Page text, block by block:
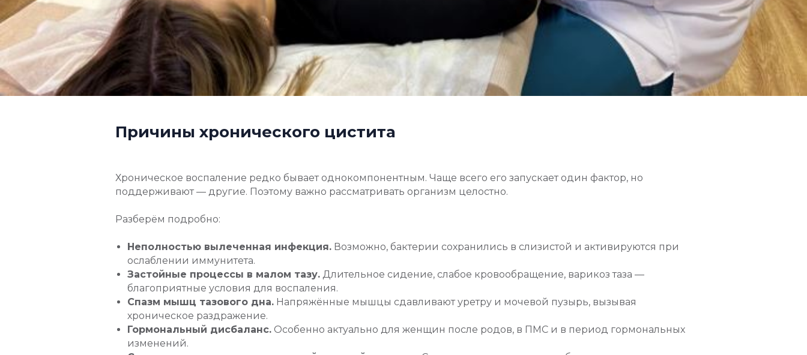
Причины хронического цистита
Хроническое воспаление редко бывает однокомпонентным. Чаще всего его запускает один фактор, но
поддерживают — другие. Поэтому важно рассматривать организм целостно.
Разберём подробно:
Неполностью вылеченная инфекция. Возможно, бактерии сохранились в слизистой и активируются при
ослаблении иммунитета.
Застойные процессы в малом тазу. Длительное сидение, слабое кровообращение, варикоз таза —
благоприятные условия для воспаления.
Спазм мышц тазового дна. Напряжённые мышцы сдавливают уретру и мочевой пузырь, вызывая
хроническое раздражение.
Гормональный дисбаланс. Особенно актуально для женщин после родов, в ПМС и в период гормональных
изменений.